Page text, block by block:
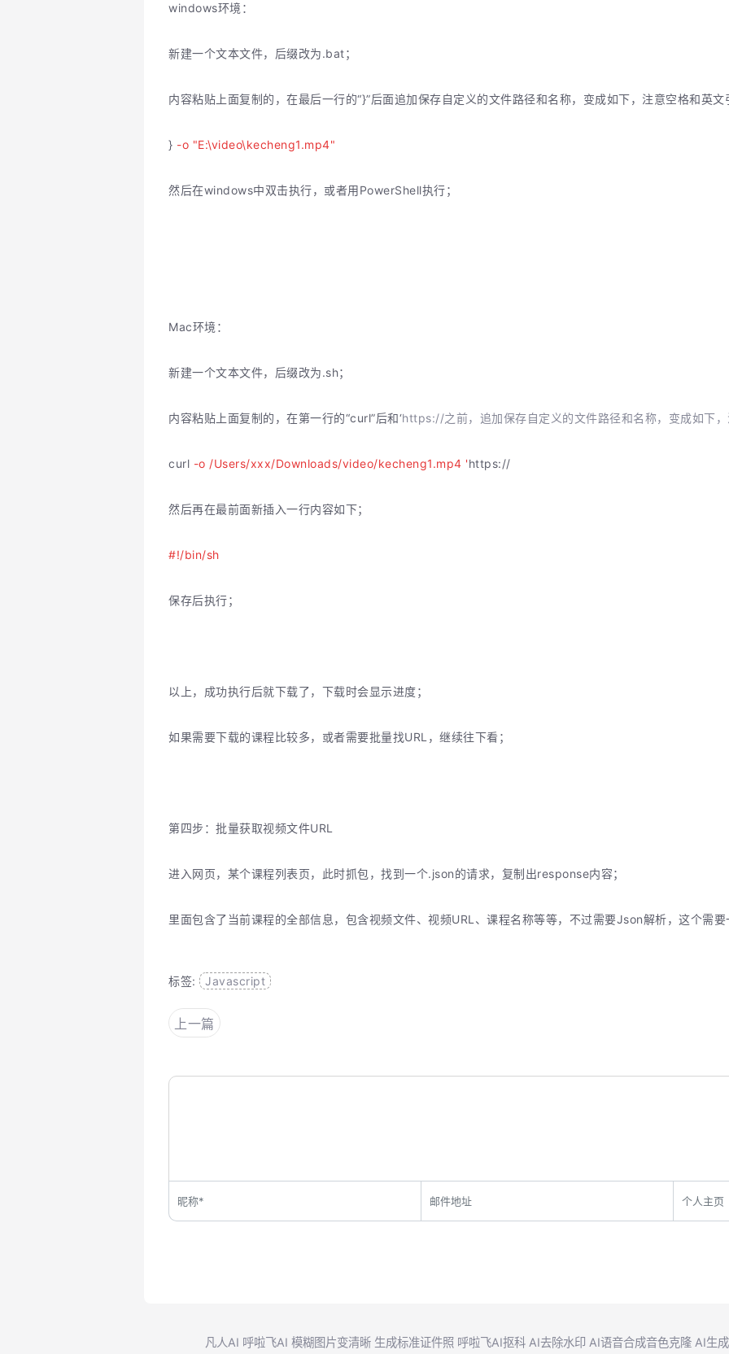
windows环境：
新建一个文本文件，后缀改为.bat；
内容粘贴上面复制的，在最后一行的“}”后面追加保存自定义的文件路径和名称，变成如下，注意空格和英文
} -o "E:\video\kecheng1.mp4"
然后在windows中双击执行，或者用PowerShell执行；
Mac环境：
新建一个文本文件，后缀改为.sh；
内容粘贴上面复制的，在第一行的“curl”后和‘https://之前，追加保存自定义的文件路径和名称，变成如下
curl -o /Users/xxx/Downloads/video/kecheng1.mp4 'https://
然后再在最前面新插入一行内容如下；
#!/bin/sh
保存后执行；
以上，成功执行后就下载了，下载时会显示进度；
如果需要下载的课程比较多，或者需要批量找URL，继续往下看；
第四步：批量获取视频文件URL
进入网页，某个课程列表页，此时抓包，找到一个.json的请求，复制出response内容；
里面包含了当前课程的全部信息，包含视频文件、视频URL、课程名称等等，不过需要Json解析，这个需
标签: Javascript
上一篇
凡人AI 呼啦飞AI 模糊图片变清晰 生成标准证件照 呼啦飞AI抠科 AI去除水印 AI语音合成音色克隆 AI生